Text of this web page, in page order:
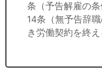
条（予告解雇の
14条（無予告辞
き労働契約を終